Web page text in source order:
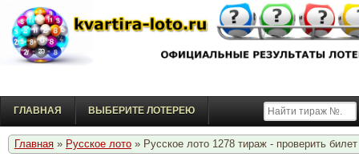
ГЛАВНАЯ ВЫБЕРИТЕ ЛОТЕРЕЮ
Главная » Русское лото » Русское лото 1278 тираж - проверить билет